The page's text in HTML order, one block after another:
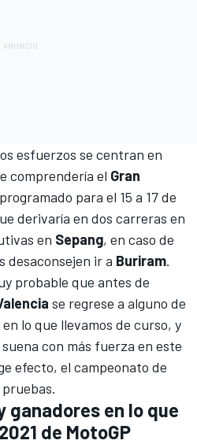
esfuerzos se centran en
comprendería el Gran
para el 15 a 17 de
derivaría en dos carreras en
en Sepang, en caso de
desaconsejen ir a Buriram.
probable que antes de
se regrese a alguno de
lo que llevamos de curso, y
con más fuerza en este
efecto, el campeonato de
pruebas.
ganadores en lo que
de MotoGP